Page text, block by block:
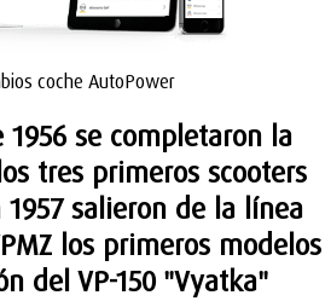
coche AutoPower
1956 se completaron la
tres primeros scooters
salieron de la línea
los primeros modelos
del VP-150 "Vyatka"